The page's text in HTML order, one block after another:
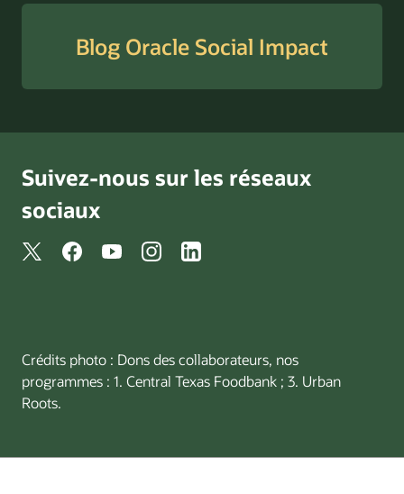
Blog Oracle Social Impact
Suivez-nous sur les réseaux
sociaux
Crédits photo : Dons des collaborateurs, nos
programmes : 1. Central Texas Foodbank ; 3. Urban
Roots.